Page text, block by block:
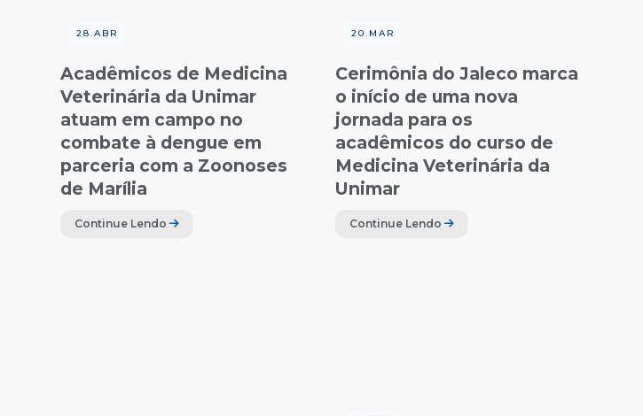
28.ABR
Acadêmicos de Medicina
Veterinária da Unimar
atuam em campo no
combate à dengue em
parceria com a Zoonoses
de Marília
Continue Lendo
20.MAR
Cerimônia do Jaleco marca
o início de uma nova
jornada para os
acadêmicos do curso de
Medicina Veterinária da
Unimar
Continue Lendo